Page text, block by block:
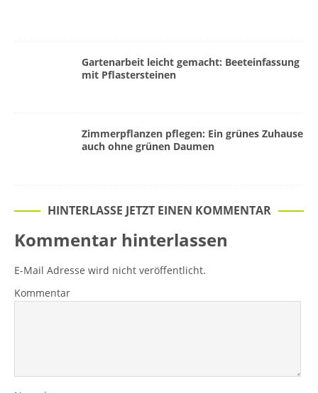
Gartenarbeit leicht gemacht: Beeteinfassung
mit Pflastersteinen
Zimmerpflanzen pflegen: Ein grünes Zuhause
auch ohne grünen Daumen
HINTERLASSE JETZT EINEN KOMMENTAR
Kommentar hinterlassen
E-Mail Adresse wird nicht veröffentlicht.
Kommentar